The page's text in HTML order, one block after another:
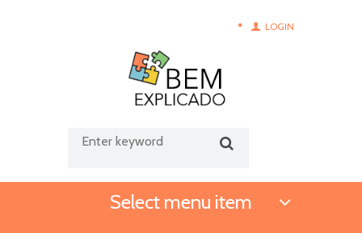
LOGIN
Select menu item